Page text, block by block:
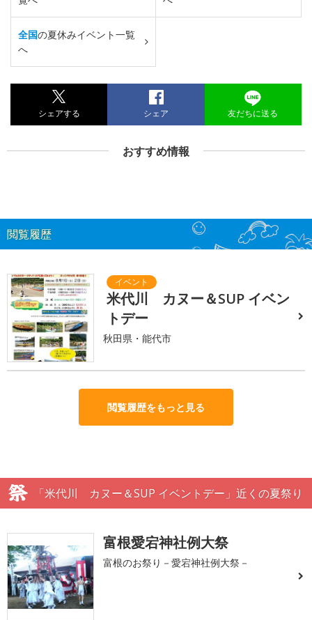
全国の夏休みイベント一覧
へ
シェアする シェア 友だちに送る
おすすめ情報
閲覧履歴
米代川 カヌー＆SUP イベン
トデー
秋田県・能代市
閲覧履歴をもっと見る
「米代川 カヌー＆SUP イベントデー」近くの夏祭り
富根愛宕神社例大祭
富根のお祭り－愛宕神社例大祭－